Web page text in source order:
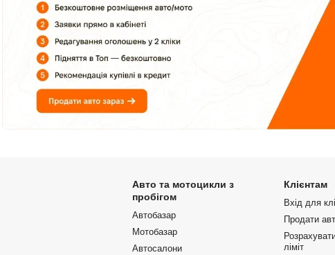
Авто та мотоцикли з
пробігом
Автобазар
Мотобазар
Автосалони
Клієнтам
Вхід для
Продати
ліміт